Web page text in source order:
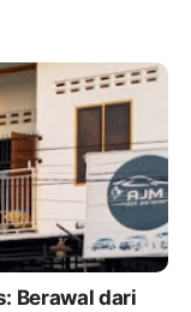
Berawal dari